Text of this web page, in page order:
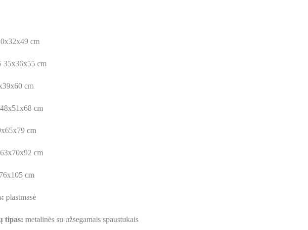
cm
35x36x55 cm
cm
cm
cm
cm
cm
plastmasė
tipas: metalinės su užsegamais spaustukais